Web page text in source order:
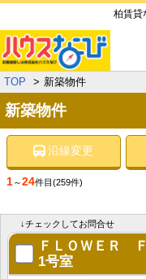
柏賃貸
TOP 新築物件
新築物件
沿線変更
1～24件目 (259件)
↓チェックしてお問合せ
ＦＬＯＷＥＲ
1号室